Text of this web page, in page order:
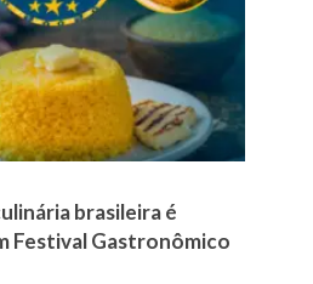
brasileira é
Festival Gastronômico